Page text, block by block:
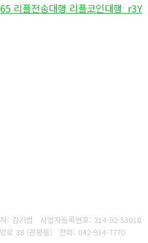
리플전송대행 리플코인대행_r3Y
: 김기범 사업자등록번호: 314-92-53018
로 38 (관평동) 전화: 042-934-7770